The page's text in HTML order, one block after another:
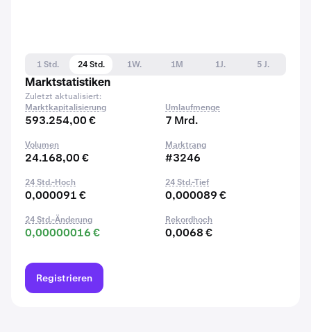
1 Std. 24 Std. 1W. 1M 1J.
5 J.
Marktstatistiken
Zuletzt aktualisiert:
Marktkapitalisierung
593.254,00 €
Umlaufmenge
7 Mrd.
Volumen
24.168,00 €
Marktrang
#3246
24 Std.-Hoch
0,000091 €
24 Std.-Tief
0,000089 €
24 Std.-Änderung
0,00000016 €
Rekordhoch
0,0068 €
Registrieren